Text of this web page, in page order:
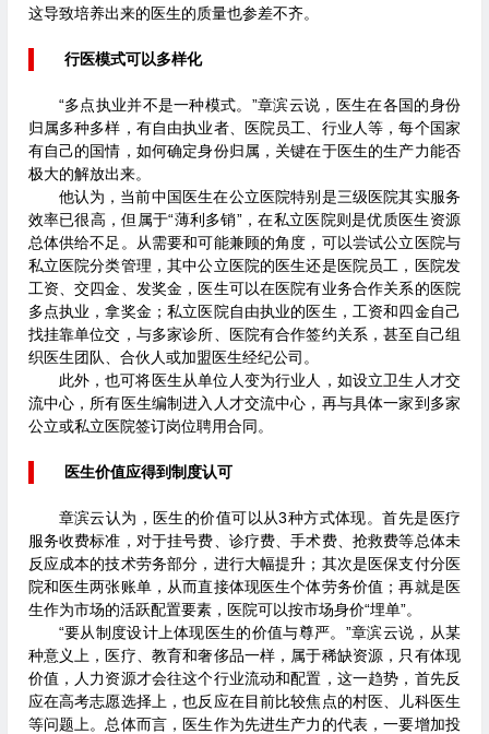
这导致培养出来的医生的质量也参差不齐。
行医模式可以多样化
“多点执业并不是一种模式。”章滨云说，医生在各国的身份
归属多种多样，有自由执业者、医院员工、行业人等，每个国家
有自己的国情，如何确定身份归属，关键在于医生的生产力能否
极大的解放出来。
他认为，当前中国医生在公立医院特别是三级医院其实服务
效率已很高，但属于“薄利多销”，在私立医院则是优质医生资源
总体供给不足。从需要和可能兼顾的角度，可以尝试公立医院与
私立医院分类管理，其中公立医院的医生还是医院员工，医院发
工资、交四金、发奖金，医生可以在医院有业务合作关系的医院
多点执业，拿奖金；私立医院自由执业的医生，工资和四金自己
找挂靠单位交，与多家诊所、医院有合作签约关系，甚至自己组
织医生团队、合伙人或加盟医生经纪公司。
此外，也可将医生从单位人变为行业人，如设立卫生人才交
流中心，所有医生编制进入人才交流中心，再与具体一家到多家
公立或私立医院签订岗位聘用合同。
医生价值应得到制度认可
章滨云认为，医生的价值可以从3种方式体现。首先是医疗
服务收费标准，对于挂号费、诊疗费、手术费、抢救费等总体未
反应成本的技术劳务部分，进行大幅提升；其次是医保支付分医
院和医生两张账单，从而直接体现医生个体劳务价值；再就是医
生作为市场的活跃配置要素，医院可以按市场身价“埋单”。
“要从制度设计上体现医生的价值与尊严。”章滨云说，从某
种意义上，医疗、教育和奢侈品一样，属于稀缺资源，只有体现
价值，人力资源才会往这个行业流动和配置，这一趋势，首先反
应在高考志愿选择上，也反应在目前比较焦点的村医、儿科医生
等问题上。总体而言，医生作为先进生产力的代表，一要增加投